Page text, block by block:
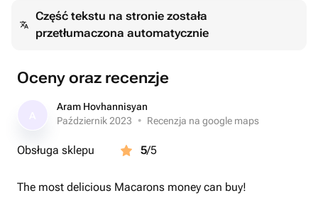
конфет. Конфеты можно заказать в одном вкусе — 9
штук, а также в ассортименте - дубайски
смородина,лимонный,манго,юзу,фисташки с
малиной,нут,карамель со свежими ванильными
бобами,маракуйя,ментол,кокосово-клубничная
начинка— выберите любой из ваших вкусов. Конфеты
упаковке.
Część tekstu na stronie została
przetłumaczona automatycznie
Oceny oraz recenzje
Aram Hovhannisyan
Październik 2023
• Recenzja na google maps
Obsługa sklepu 5/5
The most delicious Macarons money can buy!